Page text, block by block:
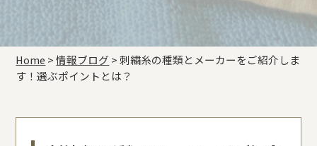
Home >情報ブログ >刺繍糸の種類とメーカーをご紹介しま
す！選ぶポイントとは？